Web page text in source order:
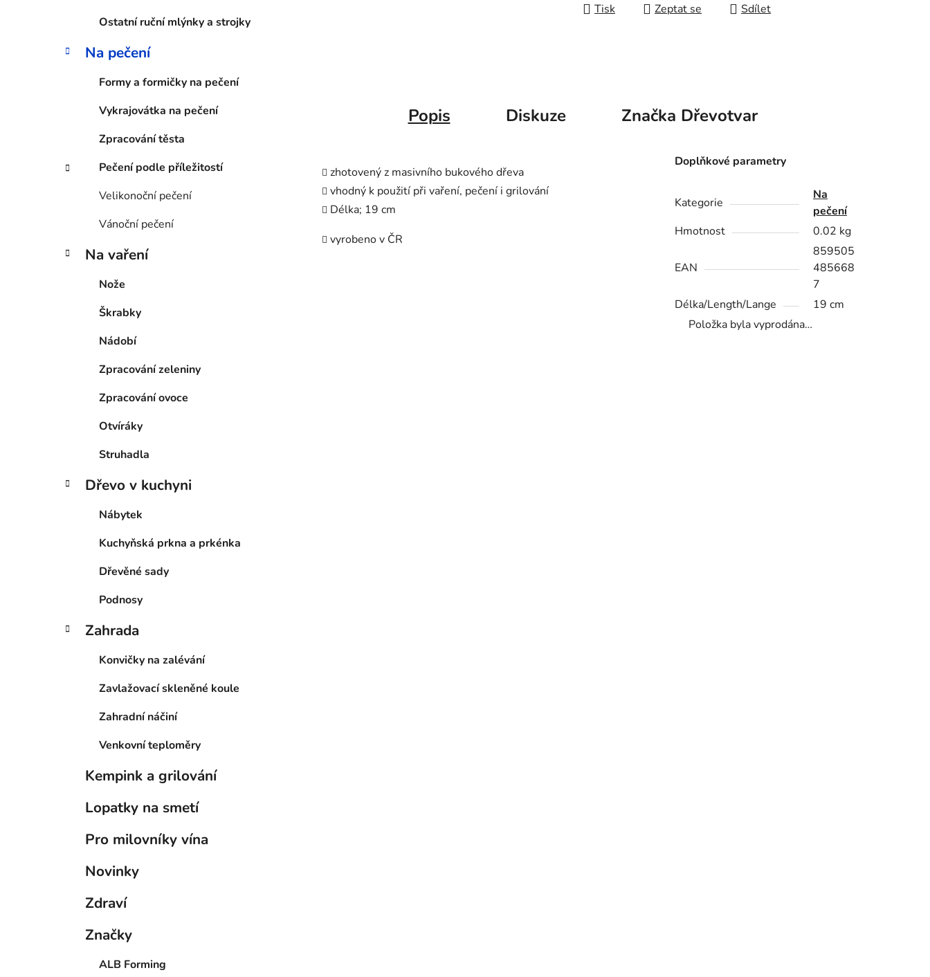
Ostatní ruční mlýnky a strojky
Na pečení
Formy a formičky na pečení
Vykrajovátka na pečení
Zpracování těsta
Pečení podle příležitostí
Velikonoční pečení
Vánoční pečení
Na vaření
Nože
Škrabky
Nádobí
Zpracování zeleniny
Zpracování ovoce
Otvíráky
Struhadla
Dřevo v kuchyni
Nábytek
Kuchyňská prkna a prkénka
Dřevěné sady
Podnosy
Zahrada
Konvičky na zalévání
Zavlažovací skleněné koule
Zahradní náčiní
Venkovní teploměry
Kempink a grilování
Lopatky na smetí
Pro milovníky vína
Novinky
Zdraví
Značky
ALB Forming
Tisk
Zeptat se Sdílet
Popis Diskuze Značka Dřevotvar
zhotovený z masivního bukového dřeva
vhodný k použití při vaření, pečení i grilování
Délka; 19 cm
vyrobeno v ČR
Doplňkové parametry
Kategorie
Na
pečení
Hmotnost
0.02 kg
EAN
859505
485668
7
Délka/Length/Lange
19 cm
Položka byla vyprodána…